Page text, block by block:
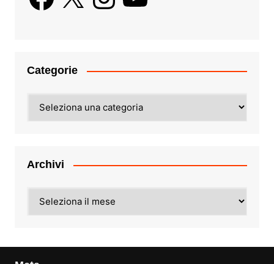
Categorie
Archivi